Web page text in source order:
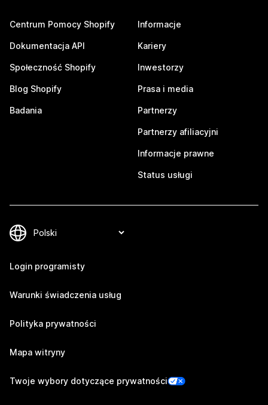
Centrum Pomocy Shopify
Dokumentacja API
Społeczność Shopify
Blog Shopify
Badania
Informacje
Kariery
Inwestorzy
Prasa i media
Partnerzy
Partnerzy afiliacyjni
Informacje prawne
Status usługi
Login programisty
Warunki świadczenia usług
Polityka prywatności
Mapa witryny
Twoje wybory dotyczące prywatności